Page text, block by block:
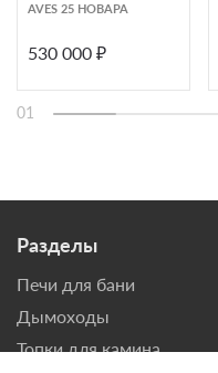
AVES 25 НОВАРА
530 000 ₽
01
Разделы
Печи для бани
Дымоходы
Топки для камина